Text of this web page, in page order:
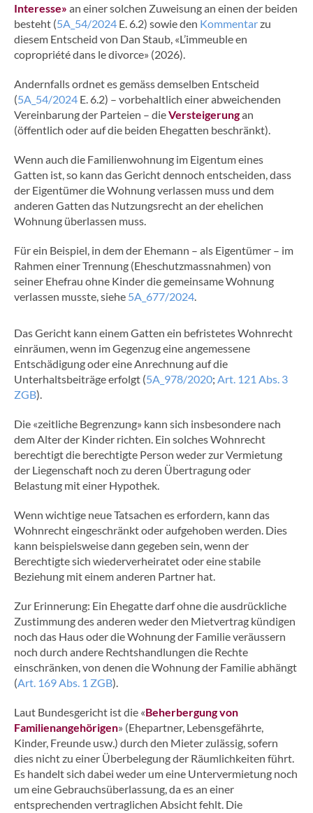
Interesse» an einer solchen Zuweisung an einen der beiden
besteht (5A_54/2024 E. 6.2) sowie den Kommentarzu
diesem Entscheid von Dan Staub, «L’immeuble en
copropriété dans le divorce» (2026).
Andernfalls ordnet es gemäss demselben Entscheid
(5A_54/2024 E. 6.2) – vorbehaltlich einer abweichenden
Vereinbarung der Parteien – dieVersteigerungan
(öffentlich oder auf die beiden Ehegatten beschränkt).
Wenn auch die Familienwohnung im Eigentum eines
Gatten ist, so kann das Gericht dennoch entscheiden, dass
der Eigentümer die Wohnung verlassen muss und dem
anderen Gatten das Nutzungsrecht an der ehelichen
Wohnung überlassen muss.
Für ein Beispiel, in dem der Ehemann – als Eigentümer – im
Rahmen einer Trennung (Eheschutzmassnahmen) von
seiner Ehefrau ohne Kinder die gemeinsame Wohnung
verlassen musste, siehe 5A_677/2024.
Das Gericht kann einem Gatten ein befristetes Wohnrecht
einräumen, wenn im Gegenzug eine angemessene
Entschädigung oder eine Anrechnung auf die
Unterhaltsbeiträge erfolgt (5A_978/2020; Art. 121 Abs. 3
ZGB).
Die «zeitliche Begrenzung» kann sich insbesondere nach
dem Alter der Kinder richten. Ein solches Wohnrecht
berechtigt die berechtigte Person weder zur Vermietung
der Liegenschaft noch zu deren Übertragung oder
Belastung mit einer Hypothek.
Wenn wichtige neue Tatsachen es erfordern, kann das
Wohnrecht eingeschränkt oder aufgehoben werden. Dies
kann beispielsweise dann gegeben sein, wenn der
Berechtigte sich wiederverheiratet oder eine stabile
Beziehung mit einem anderen Partner hat.
Zur Erinnerung: Ein Ehegatte darf ohne die ausdrückliche
Zustimmung des anderen weder den Mietvertrag kündigen
noch das Haus oder die Wohnung der Familie veräussern
noch durch andere Rechtshandlungen die Rechte
einschränken, von denen die Wohnung der Familie abhängt
(Art. 169 Abs. 1 ZGB).
Laut Bundesgericht ist die «Beherbergung von
Familienangehörigen» (Ehepartner, Lebensgefährte,
Kinder, Freunde usw.) durch den Mieter zulässig, sofern
dies nicht zu einer Überbelegung der Räumlichkeiten führt.
Es handelt sich dabei weder um eine Untervermietung noch
um eine Gebrauchsüberlassung, da es an einer
entsprechenden vertraglichen Absicht fehlt. Die